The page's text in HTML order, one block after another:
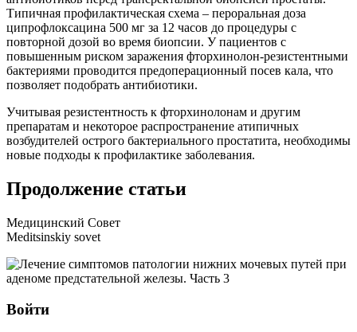
Типичная профилактическая схема – пероральная доза
ципрофлоксацина 500 мг за 12 часов до процедуры с
повторной дозой во время биопсии. У пациентов с
повышенным риском заражения фторхинолон-резистентными
бактериями проводится предоперационный посев кала, что
позволяет подобрать антибиотики.
Учитывая резистентность к фторхинолонам и другим
препаратам и некоторое распространение атипичных
возбудителей острого бактериального простатита, необходимы
новые подходы к профилактике заболевания.
Продолжение статьи
Медицинский Совет
Meditsinskiy sovet
Войти